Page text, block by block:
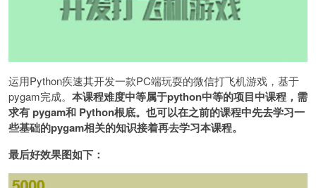
运用Python疾速其开发一款PC端玩耍的微信打飞机游戏，基于
pygam完成。 本课程难度中等属于python中等的项目中课程，需
求有 pygam和 Python根底。也可以在之前的课程中先去学习一
些基础的pygam相关的知识接着再去学习本课程。
最后好效果图如下：